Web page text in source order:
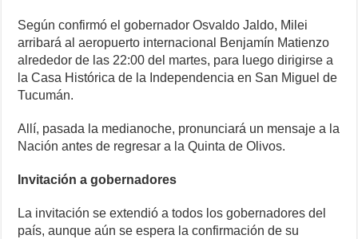
Según confirmó el gobernador Osvaldo Jaldo, Milei
arribará al aeropuerto internacional Benjamín Matienzo
alrededor de las 22:00 del martes, para luego dirigirse a
la Casa Histórica de la Independencia en San Miguel de
Tucumán.
Allí, pasada la medianoche, pronunciará un mensaje a la
Nación antes de regresar a la Quinta de Olivos.
Invitación a gobernadores
La invitación se extendió a todos los gobernadores del
país, aunque aún se espera la confirmación de su